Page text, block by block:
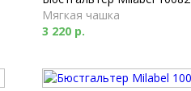
Мягкая чашка
3 220 р.